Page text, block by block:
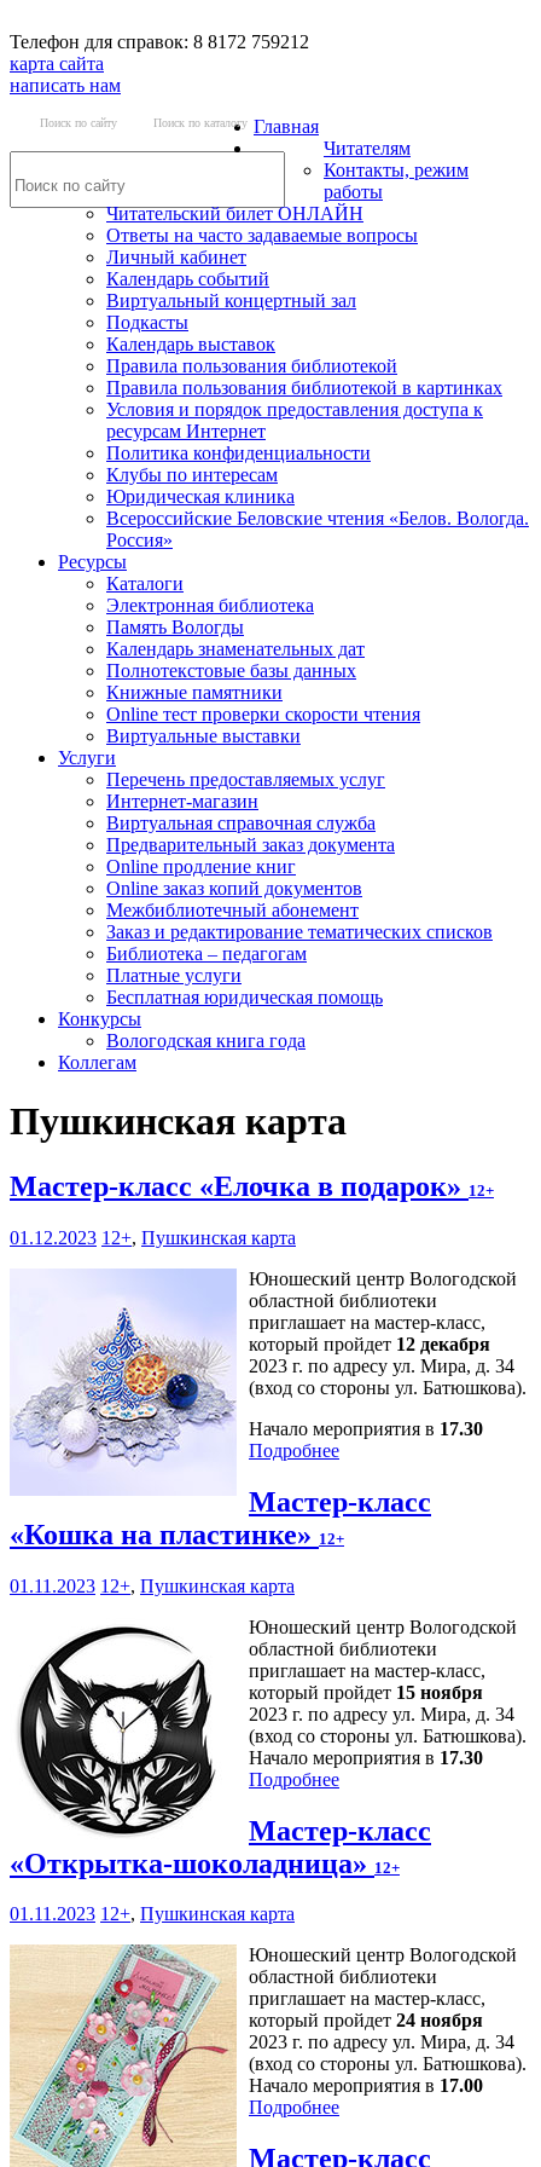
Телефон для справок: 8 8172 759212
карта сайта
написать нам
Поиск по сайту Поиск по каталогу Главная
Читателям
Контакты, режим
работы
Читательский билет ОНЛАЙН
Ответы на часто задаваемые вопросы
Личный кабинет
Календарь событий
Виртуальный концертный зал
Подкасты
Календарь выставок
Правила пользования библиотекой
Правила пользования библиотекой в картинках
Условия и порядок предоставления доступа к
ресурсам Интернет
Политика конфиденциальности
Клубы по интересам
Юридическая клиника
Всероссийские Беловские чтения «Белов. Вологда.
Россия»
Ресурсы
Каталоги
Электронная библиотека
Память Вологды
Календарь знаменательных дат
Полнотекстовые базы данных
Книжные памятники
Online тест проверки скорости чтения
Виртуальные выставки
Услуги
Перечень предоставляемых услуг
Интернет-магазин
Виртуальная справочная служба
Предварительный заказ документа
Online продление книг
Online заказ копий документов
Межбиблиотечный абонемент
Заказ и редактирование тематических списков
Библиотека – педагогам
Платные услуги
Бесплатная юридическая помощь
Конкурсы
Вологодская книга года
Коллегам
Пушкинская карта
Мастер-класс «Елочка в подарок» 12+
01.12.2023 12+, Пушкинская карта
Юношеский центр Вологодской
областной библиотеки
приглашает на мастер-класс,
который пройдет 12 декабря
2023 г. по адресу ул. Мира, д. 34
(вход со стороны ул. Батюшкова).
Начало мероприятия в 17.30
Подробнее
Мастер-класс
«Кошка на пластинке» 12+
01.11.2023 12+, Пушкинская карта
Юношеский центр Вологодской
областной библиотеки
приглашает на мастер-класс,
который пройдет 15 ноября
2023 г. по адресу ул. Мира, д. 34
(вход со стороны ул. Батюшкова).
Начало мероприятия в 17.30
Подробнее
Мастер-класс
«Открытка-шоколадница» 12+
01.11.2023 12+, Пушкинская карта
Юношеский центр Вологодской
областной библиотеки
приглашает на мастер-класс,
который пройдет 24 ноября
2023 г. по адресу ул. Мира, д. 34
(вход со стороны ул. Батюшкова).
Начало мероприятия в 17.00
Подробнее
Мастер-класс